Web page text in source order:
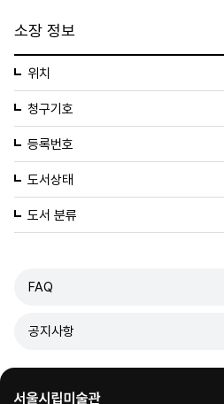
소장 정보
위치
청구기호
등록번호
도서상태
도서 분류
FAQ
공지사항